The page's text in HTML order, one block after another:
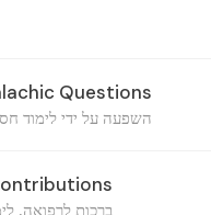
Questions
השפעה על ידי לימוד
ברכות לרפואה,